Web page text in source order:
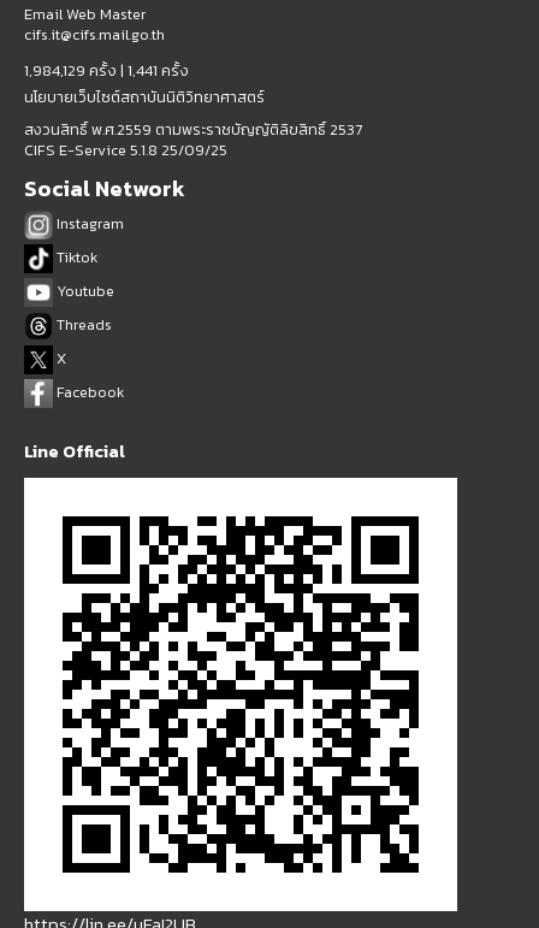
Email Web Master
cifs.it@cifs.mail.go.th
1,984,129 ครั้ง | 1,441 ครั้ง
นโยบายเว็บไซต์สถาบันนิติวิทยาศาสตร์
สงวนสิทธิ์ พ.ศ.2559 ตามพระราชบัญญัติลิขสิทธิ์ 2537
CIFS E-Service 5.1.8 25/09/25
Social Network
Instagram
Tiktok
Youtube
Threads
X
Facebook
Line Official